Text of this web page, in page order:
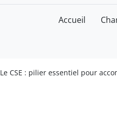
Accueil
Le CSE : pilier essentiel pour